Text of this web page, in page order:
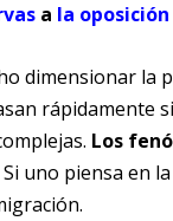
a la
dimensionar la
rápidamente
Los
Si uno piensa en